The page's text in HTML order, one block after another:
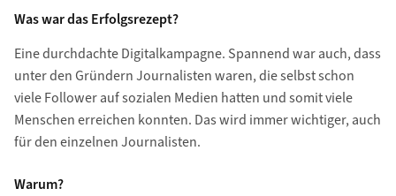
Was war das Erfolgsrezept?
Eine durchdachte Digitalkampagne. Spannend war auch, dass
unter den Gründern Journalisten waren, die selbst schon
viele Follower auf sozialen Medien hatten und somit viele
Menschen erreichen konnten. Das wird immer wichtiger, auch
für den einzelnen Journalisten.
Warum?